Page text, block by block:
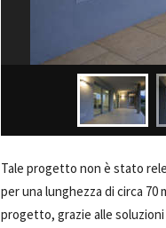
Tale progetto non è stato
per una lunghezza di circa 70
progetto, grazie alle soluzioni